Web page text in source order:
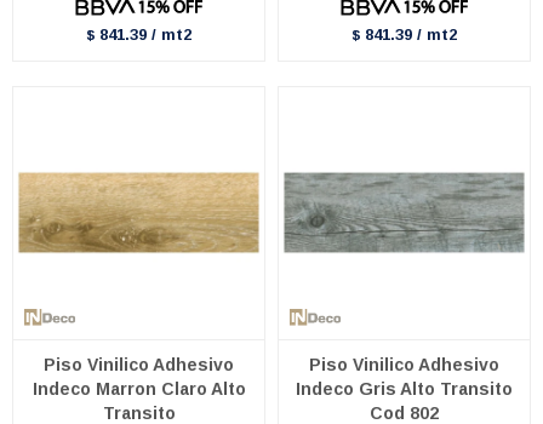
$ 841.39 / mt2 $ 841.39 / mt2
Piso Vinilico Adhesivo
Indeco Marron Claro Alto
Transito
Piso Vinilico Adhesivo
Indeco Gris Alto Transito
Cod 802